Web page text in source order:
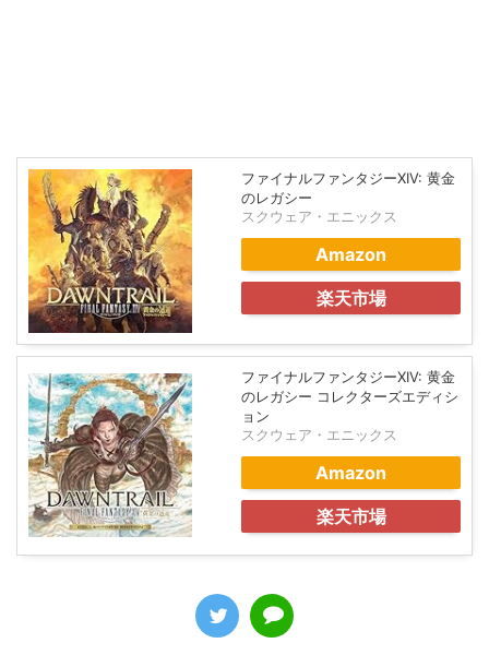
ファイナルファンタジーXIV: 黄金
のレガシー
スクウェア・エニックス
Amazon
楽天市場
ファイナルファンタジーXIV: 黄金
のレガシー コレクターズエディシ
ョン
スクウェア・エニックス
Amazon
楽天市場